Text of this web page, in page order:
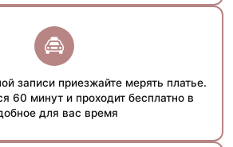
записи приезжайте мерять платье.
60 минут и проходит бесплатно в
для вас время